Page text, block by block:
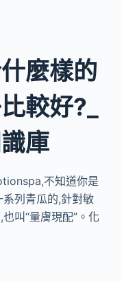
麼樣的
較好?_
庫
不知道你是
列青瓜的,針對敏
叫“量膚現配”。化